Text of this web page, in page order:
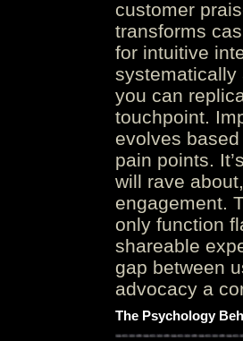
customer
transforms
for intuitive
systematically
you can
touchpoint.
evolves
pain points.
will rave
engagement.
only function
shareable
gap between
advocacy a
The Psychology